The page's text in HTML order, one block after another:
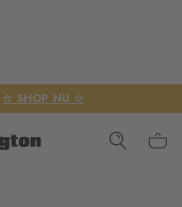
☆ SHOP NU ☆